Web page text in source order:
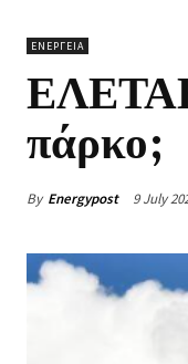
ΕΝΕΡΓΕΙΑ
πάρκο;
By Energypost 9 July